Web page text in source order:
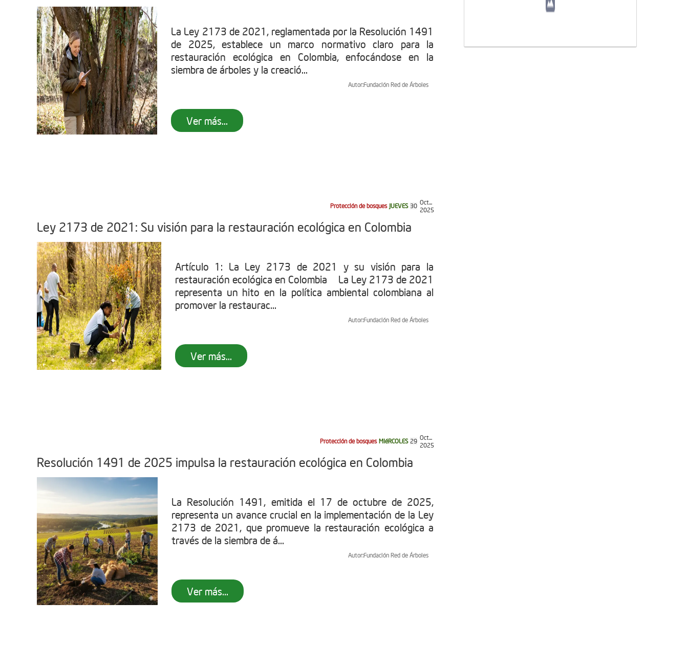
La Ley 2173 de 2021, reglamentada por la Resolución 1491
de 2025, establece un marco normativo claro para la
restauración ecológica en Colombia, enfocándose en la
siembra de árboles y la creació...
Autor:Fundación Red de Árboles
Ver más...
Protección de bosques JUEVES 30 Oct...
2025
Ley 2173 de 2021: Su visión para la restauración ecológica en Colombia
Artículo 1: La Ley 2173 de 2021 y su visión para la
restauración ecológica en Colombia La Ley 2173 de 2021
representa un hito en la política ambiental colombiana al
promover la restaurac...
Autor:Fundación Red de Árboles
Ver más...
Protección de bosques MIéRCOLES 29 Oct...
2025
Resolución 1491 de 2025 impulsa la restauración ecológica en Colombia
La Resolución 1491, emitida el 17 de octubre de 2025,
representa un avance crucial en la implementación de la Ley
2173 de 2021, que promueve la restauración ecológica a
través de la siembra de á...
Autor:Fundación Red de Árboles
Ver más...